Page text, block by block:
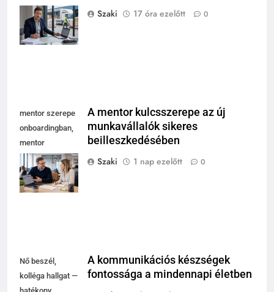
és fuvarozási
szakma modern
irodájában
Szaki
17 óra ezelőtt 0
mentor szerepe
onboardingban,
mentor
magyaráz
laptopnál, új
kolléga jegyzetel
A mentor kulcsszerepe az új
munkavállalók sikeres
beilleszkedésében
Szaki
1 nap ezelőtt 0
Nő beszél,
kolléga hallgat —
A kommunikációs készségek
fontossága a mindennapi életben